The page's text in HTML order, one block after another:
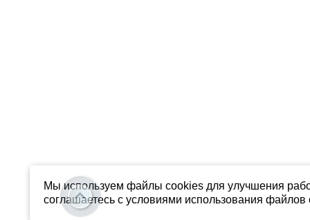
Мы используем файлы cookies для улучшения
соглашаетесь с условиями использования файлов